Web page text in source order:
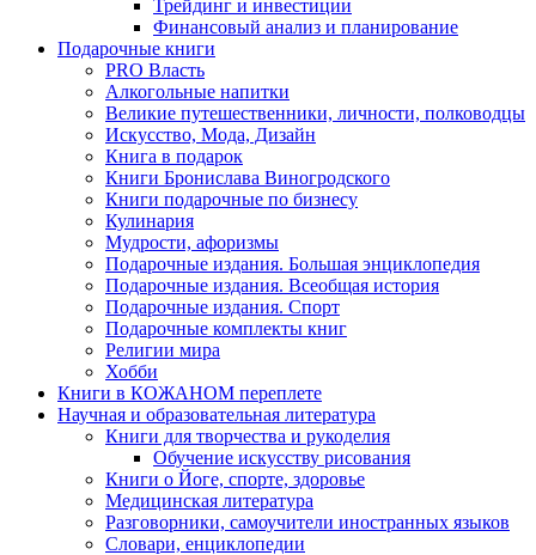
Трейдинг и инвестиции
Финансовый анализ и планирование
Подарочные книги
PRO Власть
Алкогольные напитки
Великие путешественники, личности, полководцы
Искусство, Мода, Дизайн
Книга в подарок
Книги Бронислава Виногродского
Книги подарочные по бизнесу
Кулинария
Мудрости, афоризмы
Подарочные издания. Большая энциклопедия
Подарочные издания. Всеобщая история
Подарочные издания. Спорт
Подарочные комплекты книг
Религии мира
Хобби
Книги в КОЖАНОМ переплете
Научная и образовательная литература
Книги для творчества и рукоделия
Обучение искусству рисования
Книги о Йоге, спорте, здоровье
Медицинская литература
Разговорники, самоучители иностранных языков
Словари, енциклопедии